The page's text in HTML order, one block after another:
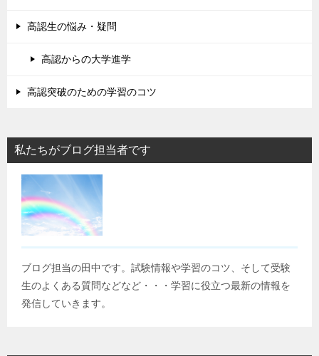
高認生の悩み・疑問
高認からの大学進学
高認突破のための学習のコツ
私たちがブログ担当者です
ブログ担当の田中です。試験情報や学習のコツ、そして受験
生のよくある質問などなど・・・学習に役立つ最新の情報を
発信していきます。